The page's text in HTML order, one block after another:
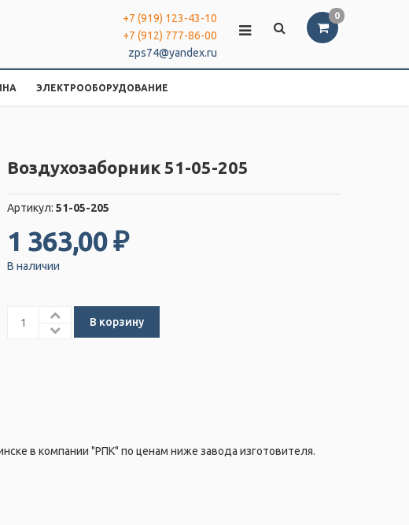
0
+7 (919) 123-43-10
+7 (912) 777-86-00
zps74@yandex.ru
ЭЛЕКТРООБОРУДОВАНИЕ
Воздухозаборник 51-05-205
Артикул:51-05-205
1 363,00 ₽
В наличии
в компании "РПК" по ценам ниже завода изготовителя.